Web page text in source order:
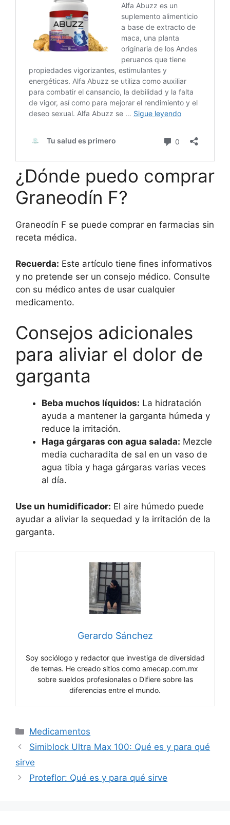
¿Dónde puedo comprar
Graneodín F?
Graneodín F se puede comprar en farmacias sin
receta médica.
Recuerda: Este artículo tiene fines informativos
y no pretende ser un consejo médico. Consulte
con su médico antes de usar cualquier
medicamento.
Consejos adicionales
para aliviar el dolor de
garganta
Beba muchos líquidos: La hidratación
ayuda a mantener la garganta húmeda y
reduce la irritación.
Haga gárgaras con agua salada: Mezcle
media cucharadita de sal en un vaso de
agua tibia y haga gárgaras varias veces
al día.
Use un humidificador: El aire húmedo puede
ayudar a aliviar la sequedad y la irritación de la
garganta.
Gerardo Sánchez
Soy sociólogo y redactor que investiga de diversidad
de temas. He creado sitios como amecap.com.mx
sobre sueldos profesionales o Difiere sobre las
diferencias entre el mundo.
Categorías
Medicamentos
Simiblock Ultra Max 100: Qué es y para qué
sirve
Proteflor: Qué es y para qué sirve